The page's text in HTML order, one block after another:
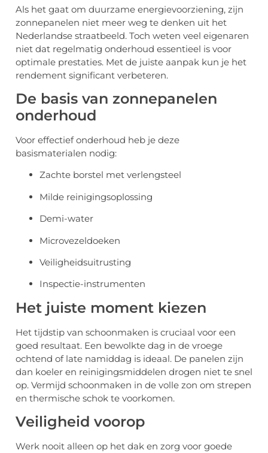
Als het gaat om duurzame energievoorziening, zijn
zonnepanelen niet meer weg te denken uit het
Nederlandse straatbeeld. Toch weten veel eigenaren
niet dat regelmatig onderhoud essentieel is voor
optimale prestaties. Met de juiste aanpak kun je het
rendement significant verbeteren.
De basis van zonnepanelen
onderhoud
Voor effectief onderhoud heb je deze
basismaterialen nodig:
Zachte borstel met verlengsteel
Milde reinigingsoplossing
Demi-water
Microvezeldoeken
Veiligheidsuitrusting
Inspectie-instrumenten
Het juiste moment kiezen
Het tijdstip van schoonmaken is cruciaal voor een
goed resultaat. Een bewolkte dag in de vroege
ochtend of late namiddag is ideaal. De panelen zijn
dan koeler en reinigingsmiddelen drogen niet te snel
op. Vermijd schoonmaken in de volle zon om strepen
en thermische schok te voorkomen.
Veiligheid voorop
Werk nooit alleen op het dak en zorg voor goede